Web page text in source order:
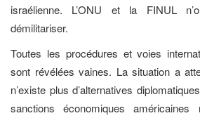
israélienne. L’ONU et la FINUL
démilitariser.
Toutes les procédures et voies
sont révélées vaines. La situation a
n’existe plus d’alternatives
sanctions économiques